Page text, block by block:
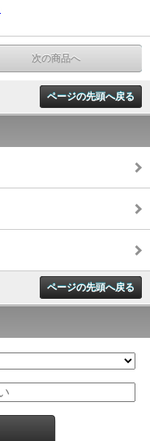
次の商品へ
ページの先頭へ戻る
ページの先頭へ戻る